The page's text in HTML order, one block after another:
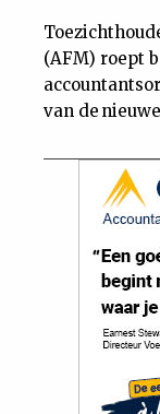
(AFM) roept
van de